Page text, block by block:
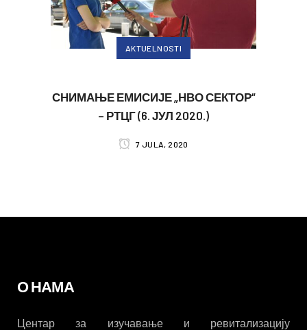
AKTUELNOSTI
СНИМАЊЕ ЕМИСИЈЕ „НВО СЕКТОР“
– РТЦГ (6. ЈУЛ 2020.)
7 JULA, 2020
О НАМА
Центар за изучавање и ревитализацију